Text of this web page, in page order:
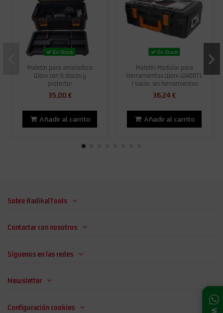
En Stock
Maletín para amoladora
Worx con 6 discos y
protector
35,00 €
Añadir al carrito
En Stock
Maletín Modular para
Herramientas Worx WA0071
| Vacio, sin herramientas
36,24 €
Añadir al carrito
Sobre RadikalTools
Contactar con nosotros
Síguenos en las redes
Newsletter
Configuración cookies